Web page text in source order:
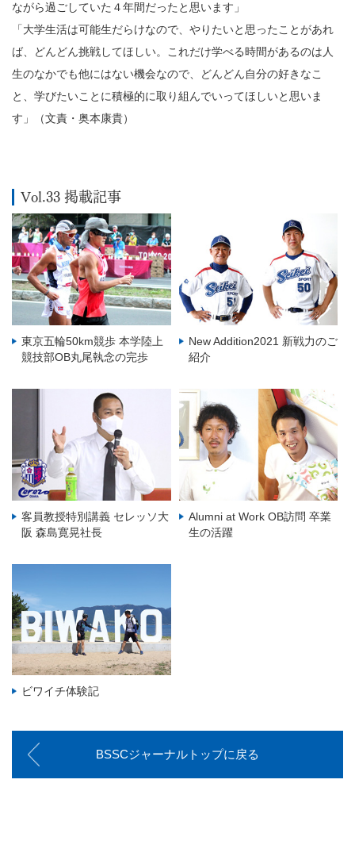
ながら過ごしていた４年間だったと思います」
「大学生活は可能生だらけなので、やりたいと思ったことがあれ
ば、どんどん挑戦してほしい。これだけ学べる時間があるのは人
生のなかでも他にはない機会なので、どんどん自分の好きなこ
と、学びたいことに積極的に取り組んでいってほしいと思いま
す」（文責・奥本康貴）
Vol.33 掲載記事
東京五輪50km競歩 本学陸上
競技部OB丸尾執念の完歩
New Addition2021 新戦力のご
紹介
客員教授特別講義 セレッソ大
阪 森島寛晃社長
Alumni at Work OB訪問 卒業
生の活躍
ビワイチ体験記
BSSCジャーナルトップに戻る